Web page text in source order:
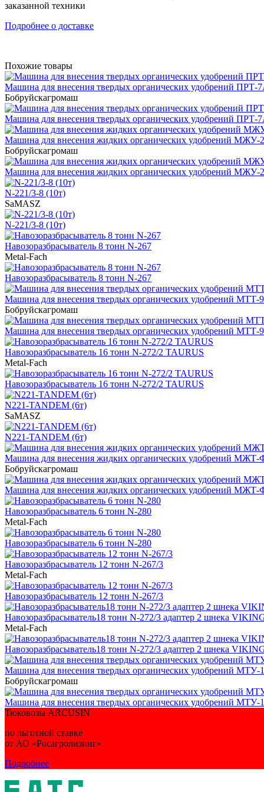
заказанной техники
Подробнее о доставке
Похожие товары
Машина для внесения твердых органических удобрений ПРТ-
Бобруйскагромаш
Машина для внесения твердых органических удобрений ПРТ-
Машина для внесения жидких органических удобрений МЖУ-
Бобруйскагромаш
Машина для внесения жидких органических удобрений МЖУ-
N-221/3-8 (10т)
SaMASZ
N-221/3-8 (10т)
Навозоразбрасыватель 8 тонн N-267
Metal-Fach
Навозоразбрасыватель 8 тонн N-267
Машина для внесения твердых органических удобрений МТТ-9
Бобруйскагромаш
Машина для внесения твердых органических удобрений МТТ-9
Навозоразбрасыватель 16 тонн N-272/2 TAURUS
Metal-Fach
Навозоразбрасыватель 16 тонн N-272/2 TAURUS
N221-TANDEM (6т)
SaMASZ
N221-TANDEM (6т)
Машина для внесения жидких органических удобрений МЖТ-
Бобруйскагромаш
Машина для внесения жидких органических удобрений МЖТ-
Навозоразбрасыватель 6 тонн N-280
Metal-Fach
Навозоразбрасыватель 6 тонн N-280
Навозоразбрасыватель 12 тонн N-267/3
Metal-Fach
Навозоразбрасыватель 12 тонн N-267/3
Навозоразбрасыватель18 тонн N-272/3 адаптер 2 шнека
Metal-Fach
Навозоразбрасыватель18 тонн N-272/3 адаптер 2 шнека
Машина для внесения твердых органических удобрений МТУ-
Бобруйскагромаш
Машина для внесения твердых органических удобрений МТУ-
Тюковозы ARCUSIN
по льготной ставке
от АО «Росагролизинг»
Подробнее